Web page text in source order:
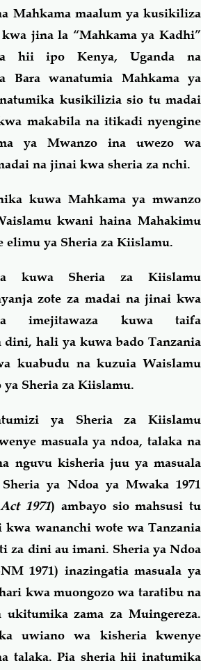
Mahkama maalum ya kusikiliza
jina la “Mahkama ya Kadhi”
hii ipo Kenya, Uganda na
Bara wanatumia Mahkama ya
kusikilizia sio tu madai
makabila na itikadi nyengine
ya Mwanzo ina uwezo wa
na jinai kwa sheria za nchi.
kuwa Mahkama ya mwanzo
kwani haina Mahakimu
elimu ya Sheria za Kiislamu.
kuwa Sheria za Kiislamu
zote za madai na jinai kwa
imejitawaza kuwa taifa
dini, hali ya kuwa bado Tanzania
kuabudu na kuzuia Waislamu
Sheria za Kiislamu.
ya Sheria za Kiislamu
masuala ya ndoa, talaka na
nguvu kisheria juu ya masuala
ya Ndoa ya Mwaka 1971
1971) ambayo sio mahsusi tu
wananchi wote wa Tanzania
za dini au imani. Sheria ya Ndoa
1971) inazingatia masuala ya
kwa muongozo wa taratibu na
zama za Muingereza.
uwiano wa kisheria kwenye
talaka. Pia sheria hii inatumika